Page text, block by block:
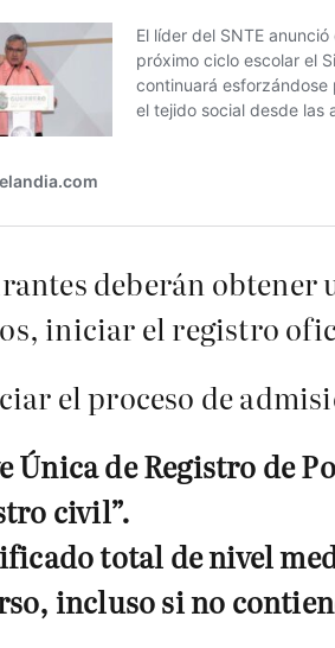
deberán
iniciar el registro
el proceso de
Única de Registro de
civil”.
total de nivel
incluso si no